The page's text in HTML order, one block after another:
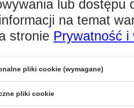
lub dostępu
na temat
stronie Prywatność i
pliki cookie (wymagane)
pliki cookie